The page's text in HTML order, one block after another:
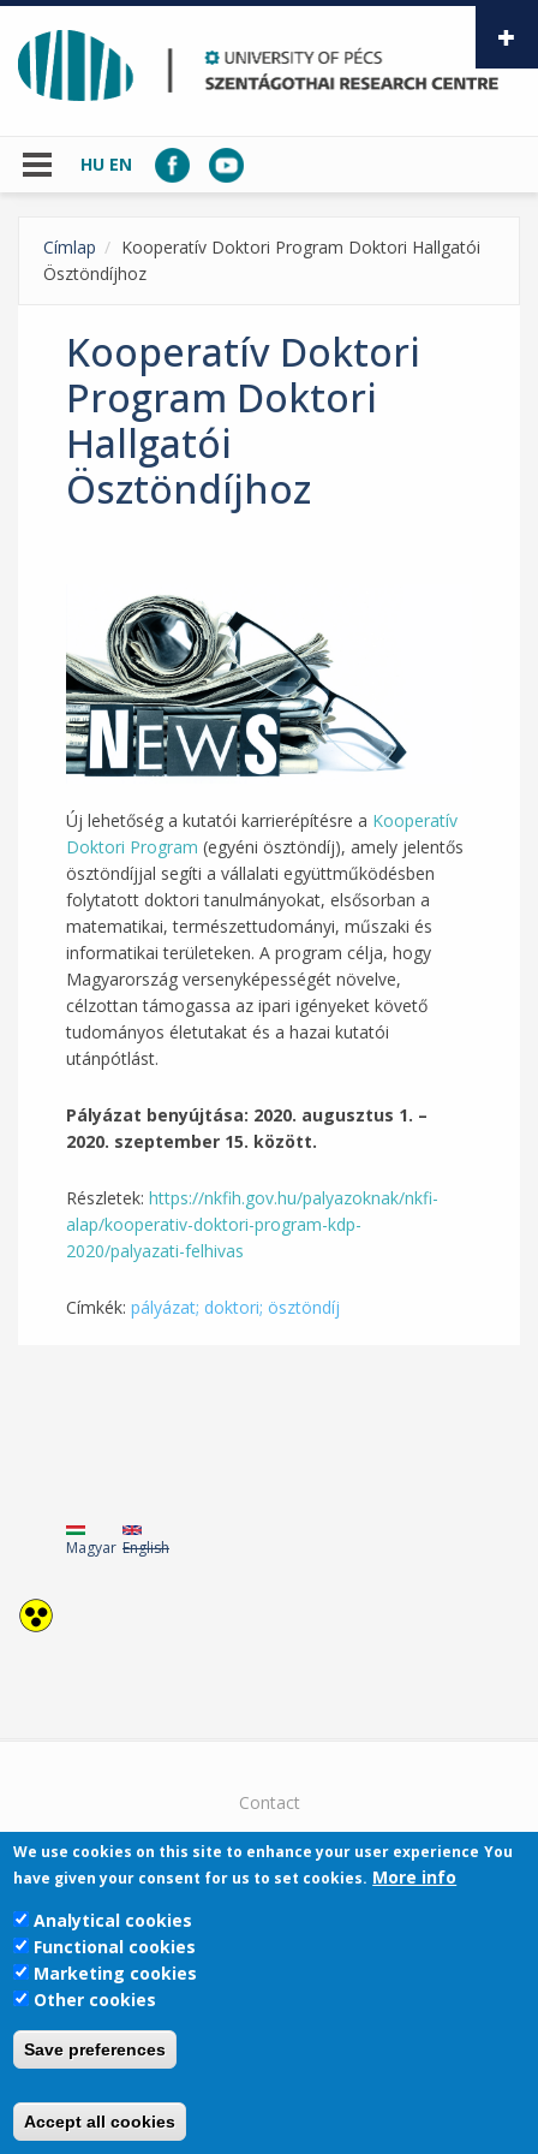
Skip to main content
HU EN
Címlap
Kooperatív Doktori Program Doktori Hallgatói
Ösztöndíjhoz
Kooperatív Doktori
Program Doktori
Hallgatói
Ösztöndíjhoz
Új lehetőség a kutatói karrierépítésre a Kooperatív
Doktori Program (egyéni ösztöndíj), amely jelentős
ösztöndíjjal segíti a vállalati együttműködésben
folytatott doktori tanulmányokat, elsősorban a
matematikai, természettudományi, műszaki és
informatikai területeken. A program célja, hogy
Magyarország versenyképességét növelve,
célzottan támogassa az ipari igényeket követő
tudományos életutakat és a hazai kutatói
utánpótlást.
Pályázat benyújtása: 2020. augusztus 1. –
2020. szeptember 15. között.
Részletek: https://nkfih.gov.hu/palyazoknak/nkfi-
alap/kooperativ-doktori-program-kdp-
2020/palyazati-felhivas
Címkék: pályázat; doktori; ösztöndíj
Magyar English
Contact
Pécsi Tudományegyetem | Kancellária |
Informatikai Igazgatóság 2019.
We use cookies on this site to enhance your user experience You
have given your consent for us to set cookies. More info
Analytical cookies
Functional cookies
Marketing cookies
Other cookies
Save preferences
Accept all cookies